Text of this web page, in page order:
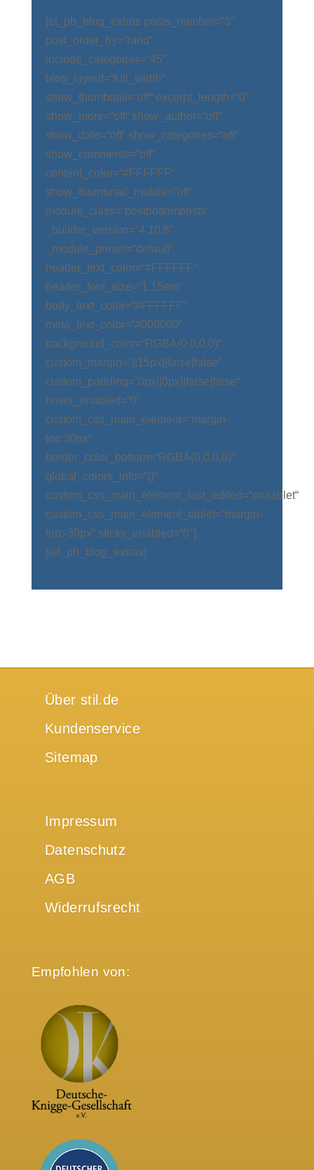
[et_pb_blog_extras posts_number=“3″
post_order_by=“rand“
include_categories=“45″
blog_layout=“full_width“
show_thumbnail=“off“ excerpt_length=“0″
show_more=“off“ show_author=“off“
show_date=“off“ show_categories=“off“
show_comments=“off“
content_color=“#FFFFFF“
show_thumbnail_mobile=“off“
module_class=“postbottomposts“
_builder_version=“4.10.8″
_module_preset=“default“
header_text_color=“#FFFFFF“
header_font_size=“1.15em“
body_text_color=“#FFFFFF“
meta_text_color=“#000000″
background_color=“RGBA(0,0,0,0)“
custom_margin=“||15px||false|false“
custom_padding=“0px||0px||false|false“
hover_enabled=“0″
custom_css_main_element=“margin-
top:30px“
border_color_bottom=“RGBA(0,0,0,0)“
global_colors_info=“{}“
custom_css_main_element_last_edited=“on|tablet“
custom_css_main_element_tablet=“margin-
top:-30px“ sticky_enabled=“0″]
[/et_pb_blog_extras]
Über stil.de
Kundenservice
Sitemap
Impressum
Datenschutz
AGB
Widerrufsrecht
Empfohlen von: